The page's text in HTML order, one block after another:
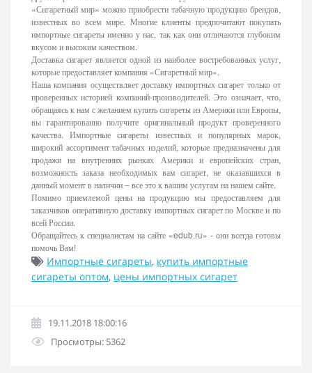
«Сигаретный мир» можно приобрести табачную продукцию брендов,
известных во всем мире. Многие клиенты предпочитают покупать
импортные сигареты именно у нас, так как они отличаются глубоким
вкусом и высоким качеством.
Доставка сигарет является одной из наиболее востребованных услуг,
которые предоставляет компания «Сигаретный мир».
Наша компания осуществляет доставку импортных сигарет только от
проверенных историей компаний-производителей. Это означает, что,
обращаясь к нам с желанием купить сигареты из Америки или Европы,
вы гарантированно получите оригинальный продукт проверенного
качества. Импортные сигареты известных и популярных марок,
широкий ассортимент табачных изделий, которые предназначены для
продажи на внутренних рынках Америки и европейских стран,
возможность заказа необходимых вам сигарет, не оказавшихся в
данный момент в наличии – все это к вашим услугам на нашем сайте.
Помимо приемлемой цены на продукцию мы предоставляем для
заказчиков оперативную доставку импортных сигарет по Москве и по
всей России.
Обращайтесь к специалистам на сайте «edub.ru» - они всегда готовы
помочь Вам!
Импортные сигареты, купить импортные
сигареты оптом, цены импортных сигарет
19.11.2018 18:00:16
Просмотры: 5362